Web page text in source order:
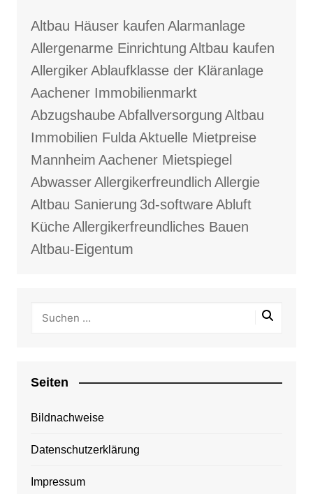
Altbau Häuser kaufen Alarmanlage
Allergenarme Einrichtung Altbau kaufen
AllergikerAblaufklasse der Kläranlage
Aachener Immobilienmarkt
AbzugshaubeAbfallversorgung Altbau
Immobilien FuldaAktuelle Mietpreise
Mannheim Aachener Mietspiegel
AbwasserAllergikerfreundlich Allergie
Altbau Sanierung 3d-softwareAbluft
KücheAllergikerfreundliches Bauen
Altbau-Eigentum
Seiten
Bildnachweise
Datenschutzerklärung
Impressum